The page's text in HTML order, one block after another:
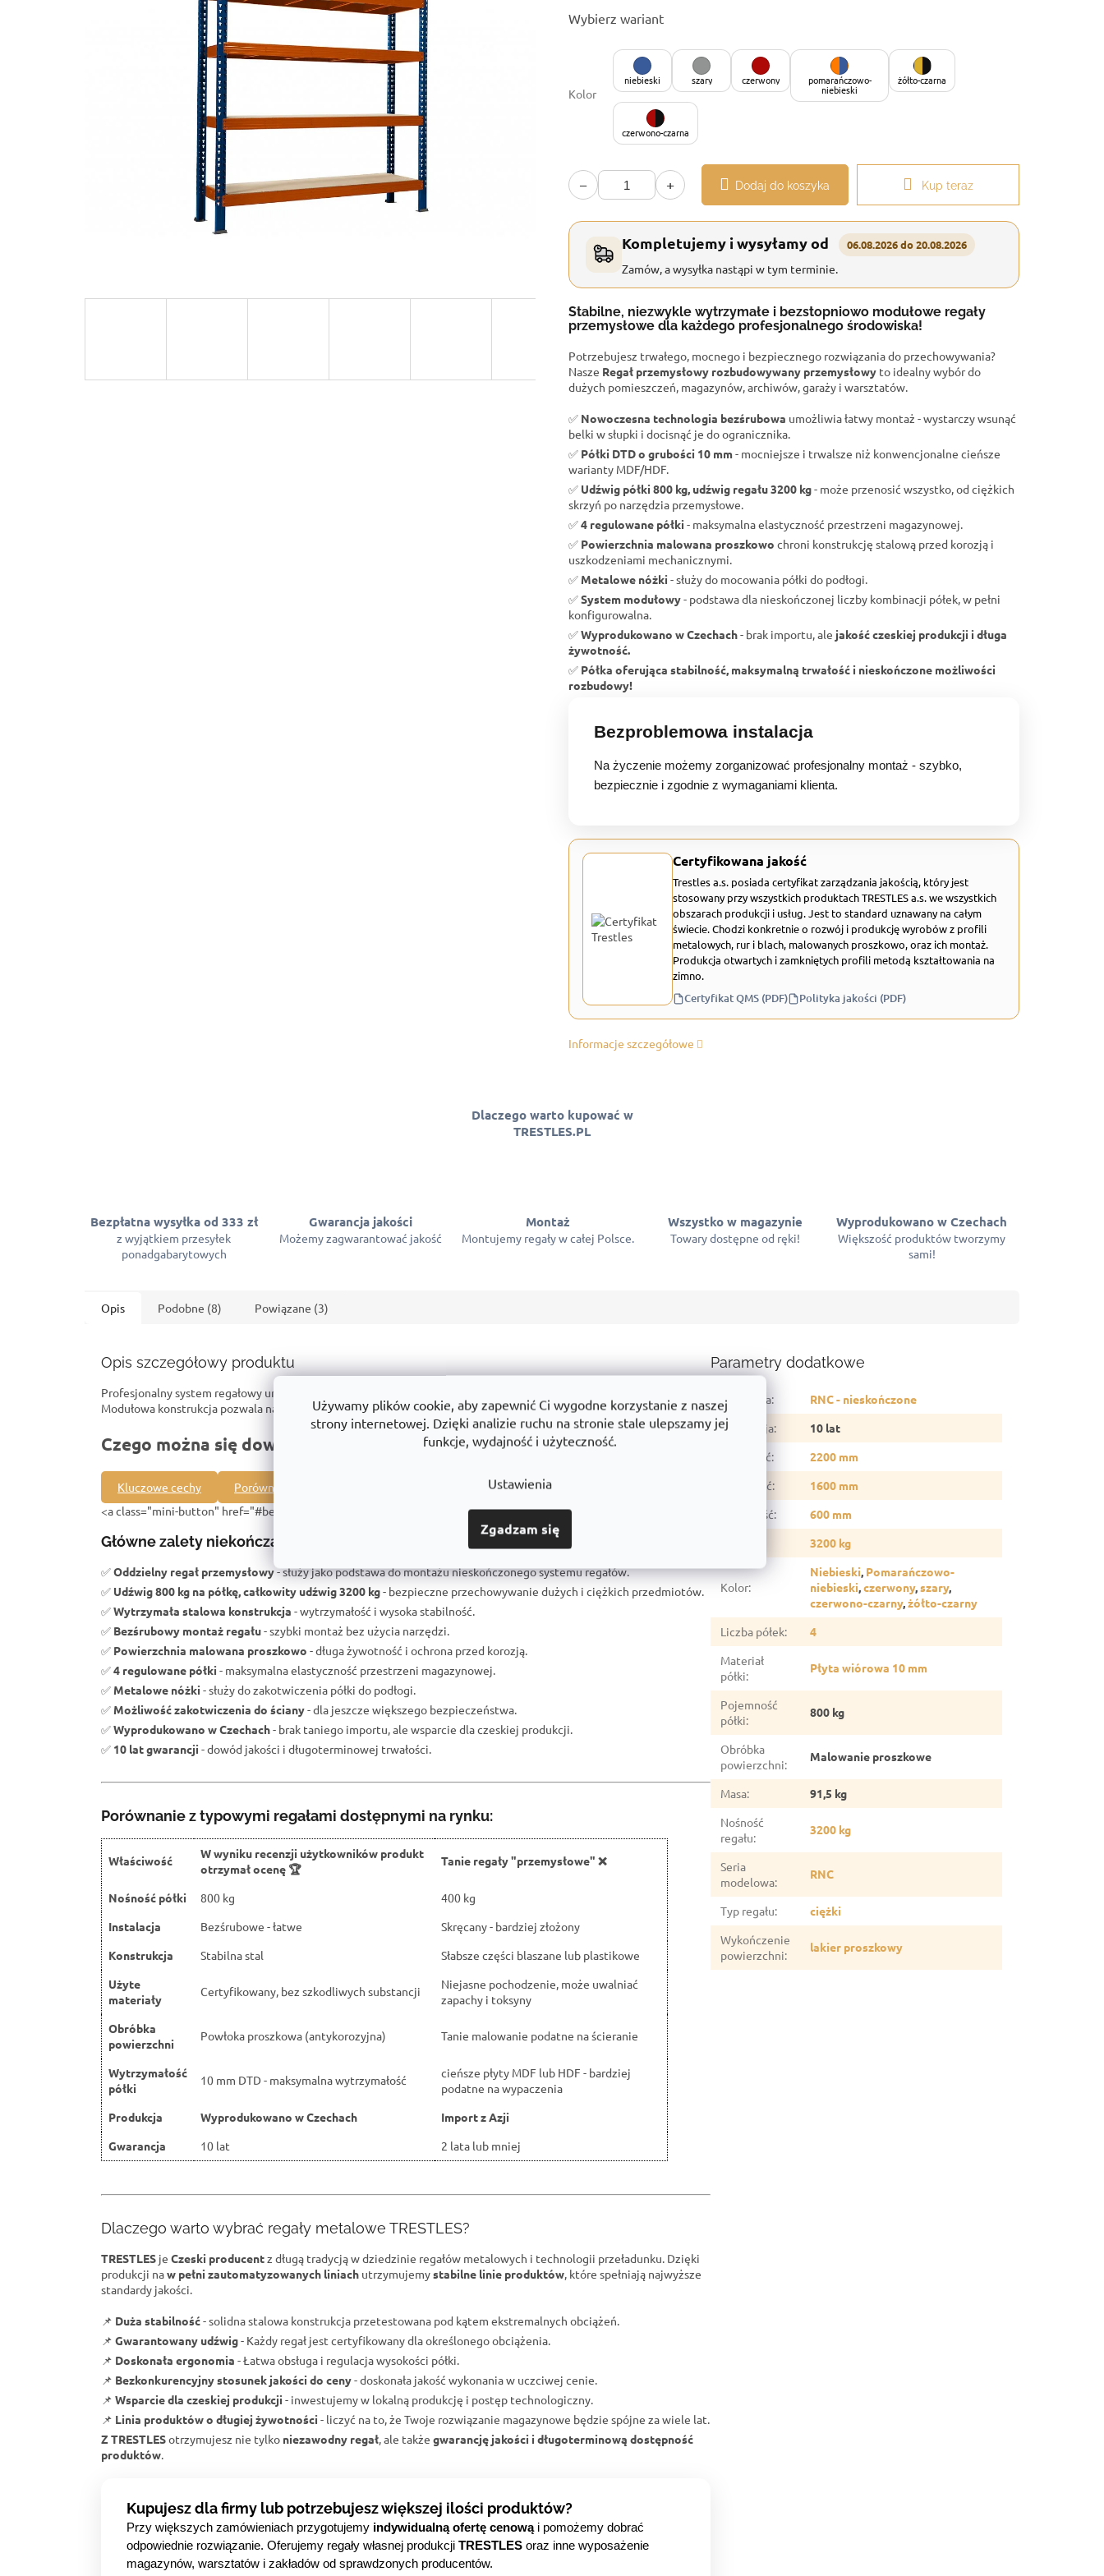
Używamy plików cookie, aby zapewnić Ci wygodne korzystanie z naszej
strony internetowej. Dzięki analizie ruchu na stronie stale ulepszamy jej
funkcje, wydajność i użyteczność.
Ustawienia
Zgadzam się
jednostkowa:
Wybierz wariant
Kolor
niebieski szary czerwony pomarańczowo-
niebieski
żółto-czarna
czerwono-czarna
− + Dodaj do koszyka Kup teraz
Kompletujemy i wysyłamy od 06.08.2026 do 20.08.2026
Zamów, a wysyłka nastąpi w tym terminie.
Stabilne, niezwykle wytrzymałe i bezstopniowo modułowe regały
przemysłowe dla każdego profesjonalnego środowiska!
Potrzebujesz trwałego, mocnego i bezpiecznego rozwiązania do przechowywania?
Nasze Regał przemysłowy rozbudowywany przemysłowy to idealny wybór do
dużych pomieszczeń, magazynów, archiwów, garaży i warsztatów.
✅ Nowoczesna technologia bezśrubowa umożliwia łatwy montaż - wystarczy wsunąć
belki w słupki i docisnąć je do ogranicznika.
✅ Półki DTD o grubości 10 mm- mocniejsze i trwalsze niż konwencjonalne cieńsze
warianty MDF/HDF.
✅ Udźwig półki 800 kg, udźwig regału 3200 kg- może przenosić wszystko, od ciężkich
skrzyń po narzędzia przemysłowe.
✅4 regulowane półki - maksymalna elastyczność przestrzeni magazynowej.
✅ Powierzchnia malowana proszkowo chroni konstrukcję stalową przed korozją i
uszkodzeniami mechanicznymi.
✅ Metalowe nóżki - służy do mocowania półki do podłogi.
✅System modułowy- podstawa dla nieskończonej liczby kombinacji półek, w pełni
konfigurowalna.
✅Wyprodukowano w Czechach- brak importu, ale jakość czeskiej produkcji i długa
żywotność.
✅ Półka oferująca stabilność, maksymalną trwałość i nieskończone możliwości
rozbudowy!
Bezproblemowa instalacja
Na życzenie możemy zorganizować profesjonalny montaż - szybko,
bezpiecznie i zgodnie z wymaganiami klienta.
Certyfikowana jakość
Trestles a.s. posiada certyfikat zarządzania jakością, który jest
stosowany przy wszystkich produktach TRESTLES a.s. we wszystkich
obszarach produkcji i usług. Jest to standard uznawany na całym
świecie. Chodzi konkretnie o rozwój i produkcję wyrobów z profili
metalowych, rur i blach, malowanych proszkowo, oraz ich montaż.
Produkcja otwartych i zamkniętych profili metodą kształtowania na
zimno.
Certyfikat QMS (PDF) Polityka jakości (PDF)
Informacje szczegółowe
Dlaczego warto kupować w
TRESTLES.PL
Bezpłatna wysyłka od 333 zł
z wyjątkiem przesyłek
ponadgabarytowych
Gwarancja jakości
Możemy zagwarantować jakość
Montaż
Montujemy regały w całej Polsce.
Wszystko w magazynie
Towary dostępne od ręki!
Wyprodukowano w Czechach
Większość produktów tworzymy
sami!
Opis Podobne (8) Powiązane (3)
Opis szczegółowy produktu
Profesjonalny system regałowy umożliwiający łatwą rozbudowę według potrzeb magazynu.
Modułowa konstrukcja pozwala na tworzenie ciągów regałowych o dowolnej długości.
Czego można się dowiedzieć o tym produkcie? Na przykład:
Kluczowe cechy Porównanie z innymi produktami
Dlaczego jest to dobry wybór
<a class="mini-button" href="#bezpeci">Na co zwrócić uwagę</a>.
Główne zalety niekończącego się regału przemysłowego:
✅Oddzielny regał przemysłowy- służy jako podstawa do montażu nieskończonego systemu regałów.
✅ Udźwig 800 kg na półkę, całkowity udźwig 3200 kg- bezpieczne przechowywanie dużych i ciężkich przedmiotów.
✅Wytrzymała stalowa konstrukcja - wytrzymałość i wysoka stabilność.
✅ Bezśrubowy montaż regału- szybki montaż bez użycia narzędzi.
✅ Powierzchnia malowana proszkowo - długa żywotność i ochrona przed korozją.
✅4 regulowane półki - maksymalna elastyczność przestrzeni magazynowej.
✅ Metalowe nóżki - służy do zakotwiczenia półki do podłogi.
✅ Możliwość zakotwiczenia do ściany- dla jeszcze większego bezpieczeństwa.
✅Wyprodukowano w Czechach- brak taniego importu, ale wsparcie dla czeskiej produkcji.
✅ 10 lat gwarancji - dowód jakości i długoterminowej trwałości.
Porównanie z typowymi regałami dostępnymi na rynku:
Właściwość
W wyniku recenzji użytkowników produkt
otrzymał ocenę 🏆
Tanie regały "przemysłowe" ❌
Nośność półki 800 kg
400 kg
Instalacja
Bezśrubowe - łatwe
Skręcany - bardziej złożony
Konstrukcja
Stabilna stal
Słabsze części blaszane lub plastikowe
Użyte
materiały
Certyfikowany, bez szkodliwych substancji
Niejasne pochodzenie, może uwalniać
zapachy i toksyny
Obróbka
powierzchni
Powłoka proszkowa (antykorozyjna) Tanie malowanie podatne na ścieranie
Wytrzymałość
półki
10 mm DTD - maksymalna wytrzymałość
cieńsze płyty MDF lub HDF - bardziej
podatne na wypaczenia
Produkcja
Wyprodukowano w Czechach
Import z Azji
Gwarancja
10 lat 2 lata lub mniej
Dlaczego warto wybrać regały metalowe TRESTLES?
TRESTLES je Czeski producentz długą tradycją w dziedzinie regałów metalowych i technologii przeładunku. Dzięki
produkcji naw pełni zautomatyzowanych liniach utrzymujemystabilne linie produktów, które spełniają najwyższe
standardy jakości.
📌 Duża stabilność- solidna stalowa konstrukcja przetestowana pod kątem ekstremalnych obciążeń.
📌 Gwarantowany udźwig- Każdy regał jest certyfikowany dla określonego obciążenia.
📌 Doskonała ergonomia - Łatwa obsługa i regulacja wysokości półki.
📌 Bezkonkurencyjny stosunek jakości do ceny- doskonała jakość wykonania w uczciwej cenie.
📌 Wsparcie dla czeskiej produkcji - inwestujemy w lokalną produkcję i postęp technologiczny.
📌 Linia produktów o długiej żywotności - liczyć na to, że Twoje rozwiązanie magazynowe będzie spójne za wiele lat.
Z TRESTLESotrzymujesz nie tylko niezawodny regał, ale także gwarancję jakości i długoterminową dostępność
produktów.
Kupujesz dla firmy lub potrzebujesz większej ilości produktów?
Przy większych zamówieniach przygotujemy indywidualną ofertę cenowąi pomożemy dobrać
odpowiednie rozwiązanie. Oferujemy regały własnej produkcji TRESTLES oraz inne wyposażenie
magazynów, warsztatów i zakładów od sprawdzonych producentów.
Parametry dodatkowe
Kategoria:
RNC - nieskończone
Gwarancja:
10 lat
Wysokość:
2200 mm
Szerokość:
1600 mm
Głębokość:
600 mm
3200 kg
Kolor:
Niebieski, Pomarańczowo-
niebieski,czerwony,szary,
czerwono-czarny,żółto-czarny
Liczba półek:
4
Materiał
półki:
Płyta wiórowa 10 mm
Pojemność
półki:
800 kg
Obróbka
powierzchni:
Malowanie proszkowe
Masa:
91,5 kg
Nośność
regału:
3200 kg
Seria
modelowa:
RNC
Typ regału:
ciężki
Wykończenie
powierzchni:
lakier proszkowy